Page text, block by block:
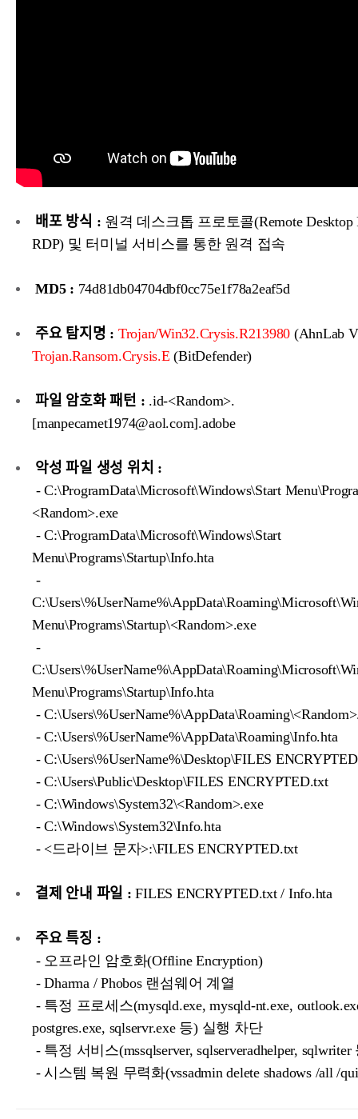
배포 방식 : 원격 데스크톱 프로토콜(Remote Desktop
RDP) 및 터미널 서비스를 통한 원격 접속
MD5 : 74d81db04704dbf0cc75e1f78a2eaf5d
주요 탐지명 : Trojan/Win32.Crysis.R213980 (AhnLab
Trojan.Ransom.Crysis.E(BitDefender)
파일 암호화 패턴 : .id-<Random>.
[manpecamet1974@aol.com].adobe
악성 파일 생성 위치 :
- C:\ProgramData\Microsoft\Windows\Start
<Random>.exe
- C:\ProgramData\Microsoft\Windows\Start
Menu\Programs\Startup\Info.hta
-
Menu\Programs\Startup\<Random>.exe
-
Menu\Programs\Startup\Info.hta
-
- C:\Users\%UserName%\AppData\Roaming\Info.hta
- C:\Users\%UserName%\Desktop\FILES
- C:\Users\Public\Desktop\FILES ENCRYPTED.txt
- C:\Windows\System32\<Random>.exe
- C:\Windows\System32\Info.hta
- <드라이브 문자>:\FILES ENCRYPTED.txt
결제 안내 파일 : FILES ENCRYPTED.txt / Info.hta
주요 특징 :
- 오프라인 암호화(Offline Encryption)
- Dharma / Phobos 랜섬웨어 계열
- 특정 프로세스(mysqld.exe, mysqld-nt.exe,
postgres.exe, sqlservr.exe 등) 실행 차단
- 특정 서비스(mssqlserver, sqlserveradhelper,
- 시스템 복원 무력화(vssadmin delete shadows /all /